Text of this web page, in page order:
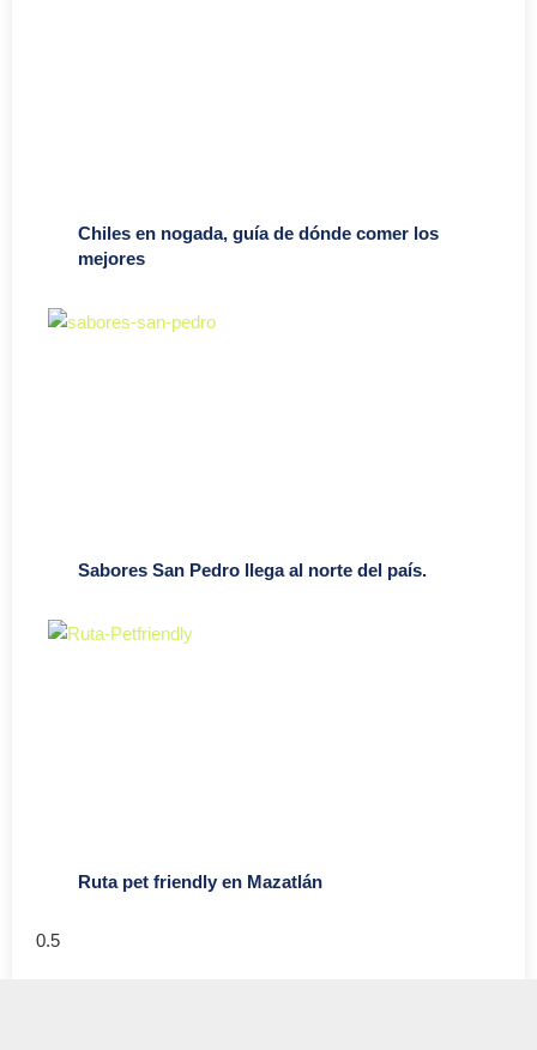
Chiles en nogada, guía de dónde comer los
mejores
Sabores San Pedro llega al norte del país.
Ruta pet friendly en Mazatlán